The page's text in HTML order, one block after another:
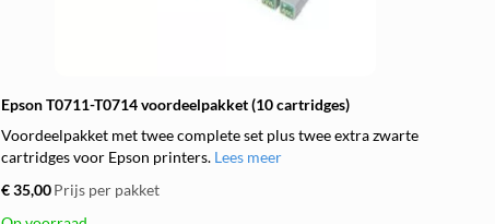
Epson T0711-T0714 voordeelpakket (10 cartridges)
Voordeelpakket met twee complete set plus twee extra zwarte
cartridges voor Epson printers. Lees meer
€ 35,00 Prijs per pakket